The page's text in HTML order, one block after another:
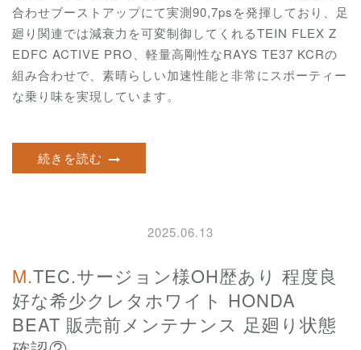
合わせブーストアップにて実測90,7psを発揮しており、 足
廻り関連では減衰力を可変制御してくれるTEIN FLEX Z
EDFC ACTIVE PRO、軽量高剛性なRAYS TE37 KCRの
組み合わせで、素晴らしい加速性能と非常にスポーティー
な乗り味を実現しています。
続きを読む
2025.06.13
M.TEC.サージョン様OH歴あり 程度良
好な希少クレタホワイト HONDA
BEAT 販売前メンテナンス 足廻り状態